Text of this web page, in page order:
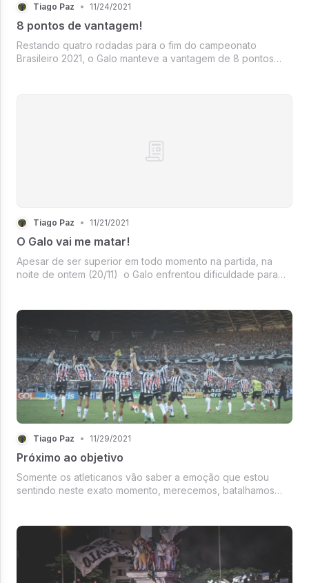
Tiago Paz • 11/24/2021
8 pontos de vantagem!
Restando quatro rodadas para o fim do campeonato
Brasileiro 2021, o Galo manteve a vantagem de 8 pontos
Tiago Paz • 11/21/2021
O Galo vai me matar!
Apesar de ser superior em todo momento na partida, na
noite de ontem (20/11) o Galo enfrentou dificuldade para
Tiago Paz • 11/29/2021
Próximo ao objetivo
Somente os atleticanos vão saber a emoção que estou
sentindo neste exato momento, merecemos, batalhamos